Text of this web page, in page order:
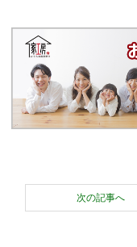
次の記事へ